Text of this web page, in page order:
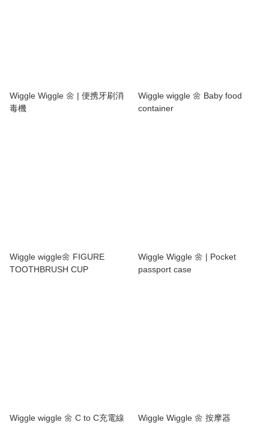
Wiggle Wiggle 🌼 | 便携牙刷消
毒機
Wiggle wiggle 🌼 Baby food
container
Wiggle wiggle🌼 FIGURE
TOOTHBRUSH CUP
Wiggle Wiggle 🌼 | Pocket
passport case
Wiggle wiggle 🌼 C to C充電線 Wiggle Wiggle 🌼 按摩器